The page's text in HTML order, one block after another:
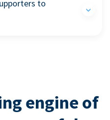
to
engine of